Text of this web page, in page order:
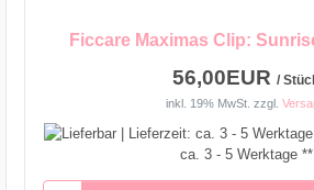
Ficcare Maximas Clip:
56,00EUR /
inkl. 19% MwSt. zzgl.
ca. 3 - 5 Werktage **